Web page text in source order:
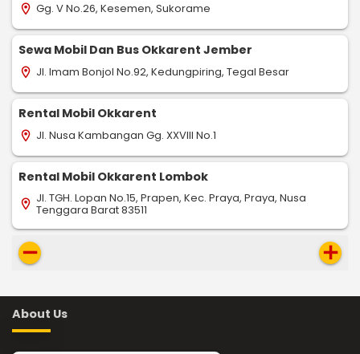
location_on Gg. V No.26, Kesemen, Sukorame
Sewa Mobil Dan Bus Okkarent Jember
location_on Jl. Imam Bonjol No.92, Kedungpiring, Tegal Besar
Rental Mobil Okkarent
location_on Jl. Nusa Kambangan Gg. XXVIII No.1
Rental Mobil Okkarent Lombok
location_on Jl. TGH. Lopan No.15, Prapen, Kec. Praya, Praya, Nusa
Tenggara Barat 83511
remove add
About Us